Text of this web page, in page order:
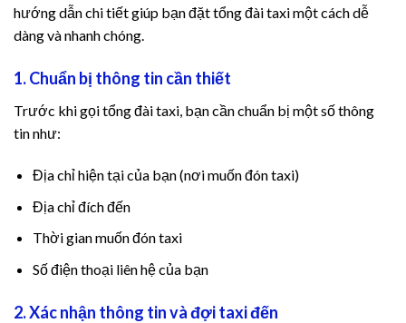
review
pro
güncel giriş
hướng dẫn chi tiết giúp bạn đặt tổng đài taxi một cách dễ
dàng và nhanh chóng.
1. Chuẩn bị thông tin cần thiết
Trước khi gọi tổng đài taxi, bạn cần chuẩn bị một số thông
tin như:
Địa chỉ hiện tại của bạn (nơi muốn đón taxi)
Địa chỉ đích đến
Thời gian muốn đón taxi
Số điện thoại liên hệ của bạn
2. Xác nhận thông tin và đợi taxi đến